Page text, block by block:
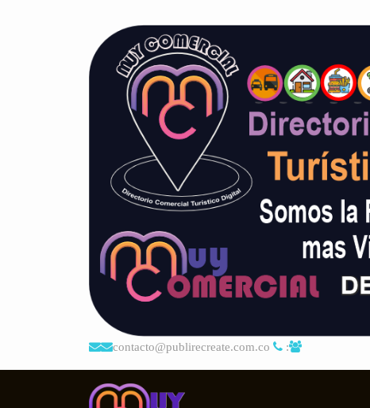
contacto@publirecreate.com.co :